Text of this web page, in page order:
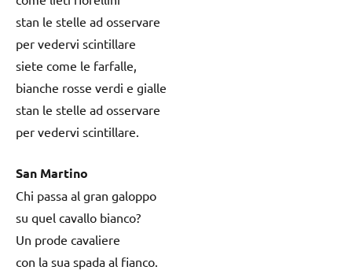
stan le stelle ad osservare
per vedervi scintillare
siete come le farfalle,
bianche rosse verdi e gialle
stan le stelle ad osservare
per vedervi scintillare.
San Martino
Chi passa al gran galoppo
su quel cavallo bianco?
Un prode cavaliere
con la sua spada al fianco.